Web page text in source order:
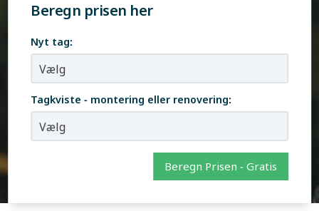
Beregn prisen her
Nyt tag:
Tagkviste - montering eller renovering:
Beregn Prisen - Gratis